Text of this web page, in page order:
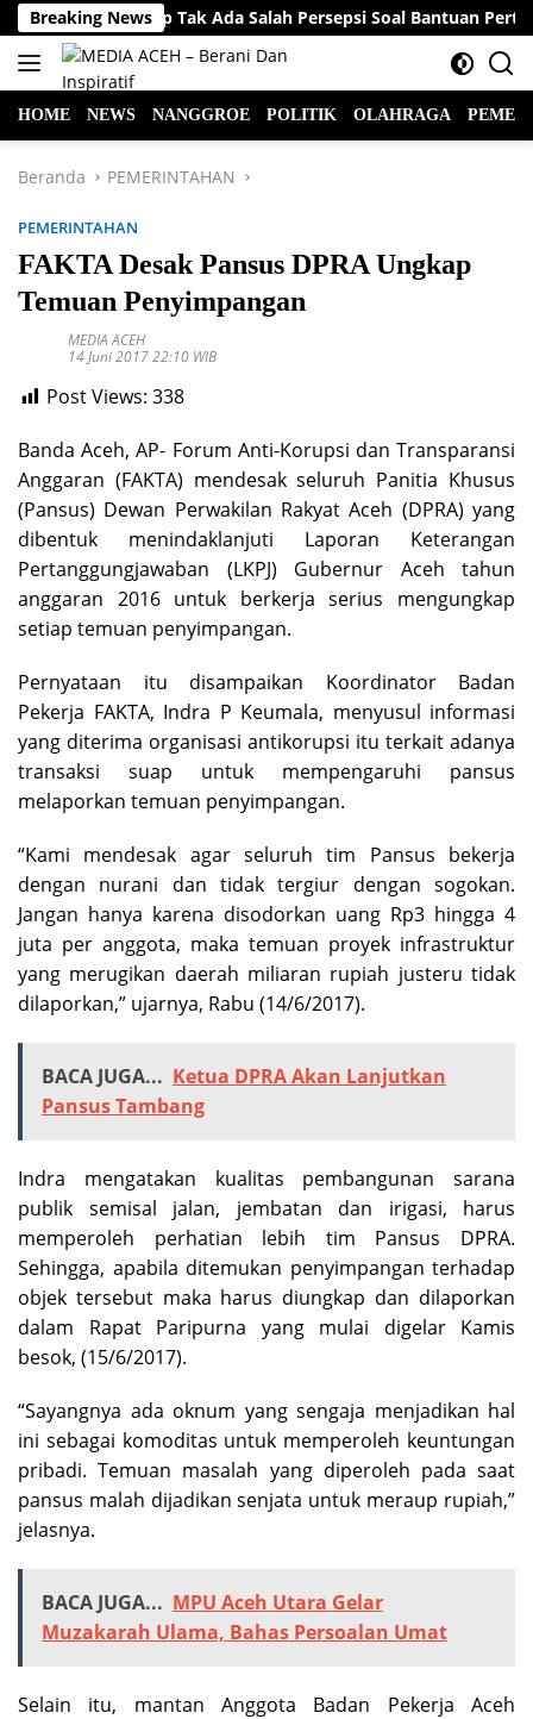
Langsung
ke
konten
Breaking News
Aceh Harap Tak Ada Salah Persepsi Soal Bantuan Pertanian
HOME NEWS NANGGROE POLITIK OLAHRAGA
Beranda PEMERINTAHAN
PEMERINTAHAN
FAKTA Desak Pansus DPRA Ungkap
Temuan Penyimpangan
MEDIA ACEH
14 Juni 2017 22:10 WIB
Post Views: 338
Banda Aceh, AP- Forum Anti-Korupsi dan Transparansi
Anggaran (FAKTA) mendesak seluruh Panitia Khusus
(Pansus) Dewan Perwakilan Rakyat Aceh (DPRA) yang
dibentuk menindaklanjuti Laporan Keterangan
Pertanggungjawaban (LKPJ) Gubernur Aceh tahun
anggaran 2016 untuk berkerja serius mengungkap
setiap temuan penyimpangan.
Pernyataan itu disampaikan Koordinator Badan
Pekerja FAKTA, Indra P Keumala, menyusul informasi
yang diterima organisasi antikorupsi itu terkait adanya
transaksi suap untuk mempengaruhi pansus
melaporkan temuan penyimpangan.
“Kami mendesak agar seluruh tim Pansus bekerja
dengan nurani dan tidak tergiur dengan sogokan.
Jangan hanya karena disodorkan uang Rp3 hingga 4
juta per anggota, maka temuan proyek infrastruktur
yang merugikan daerah miliaran rupiah justeru tidak
dilaporkan,” ujarnya, Rabu (14/6/2017).
BACA JUGA... Ketua DPRA Akan Lanjutkan
Pansus Tambang
Indra mengatakan kualitas pembangunan sarana
publik semisal jalan, jembatan dan irigasi, harus
memperoleh perhatian lebih tim Pansus DPRA.
Sehingga, apabila ditemukan penyimpangan terhadap
objek tersebut maka harus diungkap dan dilaporkan
dalam Rapat Paripurna yang mulai digelar Kamis
besok, (15/6/2017).
“Sayangnya ada oknum yang sengaja menjadikan hal
ini sebagai komoditas untuk memperoleh keuntungan
pribadi. Temuan masalah yang diperoleh pada saat
pansus malah dijadikan senjata untuk meraup rupiah,”
jelasnya.
BACA JUGA... MPU Aceh Utara Gelar
Muzakarah Ulama, Bahas Persoalan Umat
Selain itu, mantan Anggota Badan Pekerja Aceh